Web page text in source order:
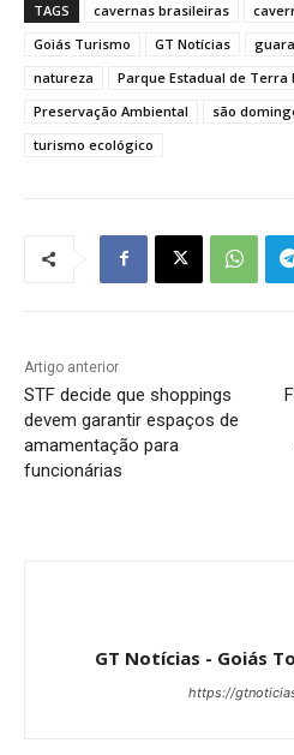
TAGS cavernas brasileiras
Goiás Turismo
GT Notícias
natureza
Parque Estadual de Terra
Preservação Ambiental
são
turismo ecológico
Artigo anterior
STF decide que shoppings
devem garantir espaços de
amamentação para
funcionárias
GT Notícias - Goiás
https://